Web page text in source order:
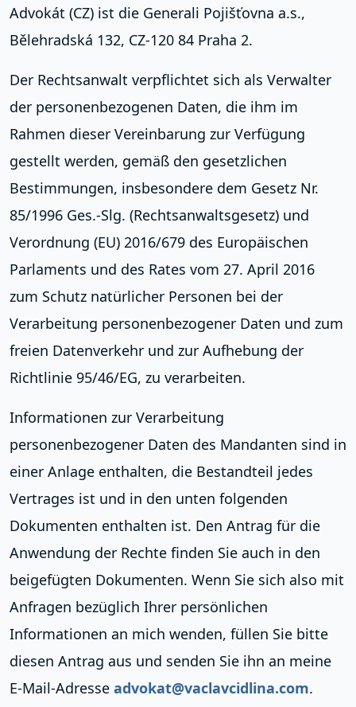
Advokát (CZ) ist die Generali Pojišťovna a.s.,
Bělehradská 132, CZ-120 84 Praha 2.
Der Rechtsanwalt verpflichtet sich als Verwalter
der personenbezogenen Daten, die ihm im
Rahmen dieser Vereinbarung zur Verfügung
gestellt werden, gemäß den gesetzlichen
Bestimmungen, insbesondere dem Gesetz Nr.
85/1996 Ges.-Slg. (Rechtsanwaltsgesetz) und
Verordnung (EU) 2016/679 des Europäischen
Parlaments und des Rates vom 27. April 2016
zum Schutz natürlicher Personen bei der
Verarbeitung personenbezogener Daten und zum
freien Datenverkehr und zur Aufhebung der
Richtlinie 95/46/EG, zu verarbeiten.
Informationen zur Verarbeitung
personenbezogener Daten des Mandanten sind in
einer Anlage enthalten, die Bestandteil jedes
Vertrages ist und in den unten folgenden
Dokumenten enthalten ist. Den Antrag für die
Anwendung der Rechte finden Sie auch in den
beigefügten Dokumenten. Wenn Sie sich also mit
Anfragen bezüglich Ihrer persönlichen
Informationen an mich wenden, füllen Sie bitte
diesen Antrag aus und senden Sie ihn an meine
E-Mail-Adresse advokat@vaclavcidlina.com.